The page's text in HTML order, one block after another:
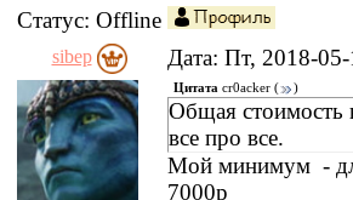
Статус: Offline
sibep Дата: Пт, 2018-
Цитата cr0acker ( )
Общая стоимость
все про все.
Мой минимум -
7000р